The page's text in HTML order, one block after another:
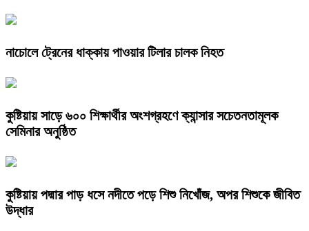
নাচোলে ট্রেনের ধাক্কায় পাওয়ার টিলার চালক নিহত
কুষ্টিয়ায় সাড়ে ৬০০ শিক্ষার্থীর অংশগ্রহণে ক্যান্সার সচেতনতামূলক
সেমিনার অনুষ্ঠিত
কুষ্টিয়ায় পদ্মার পাড় ধসে নদীতে পড়ে শিশু নিখোঁজ, অপর শিশুকে জীবিত
উদ্ধার